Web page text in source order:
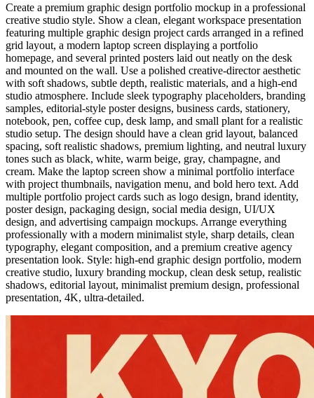
Create a premium graphic design portfolio mockup in a professional
creative studio style. Show a clean, elegant workspace presentation
featuring multiple graphic design project cards arranged in a refined
grid layout, a modern laptop screen displaying a portfolio
homepage, and several printed posters laid out neatly on the desk
and mounted on the wall. Use a polished creative-director aesthetic
with soft shadows, subtle depth, realistic materials, and a high-end
studio atmosphere. Include sleek typography placeholders, branding
samples, editorial-style poster designs, business cards, stationery,
notebook, pen, coffee cup, desk lamp, and small plant for a realistic
studio setup. The design should have a clean grid layout, balanced
spacing, soft realistic shadows, premium lighting, and neutral luxury
tones such as black, white, warm beige, gray, champagne, and
cream. Make the laptop screen show a minimal portfolio interface
with project thumbnails, navigation menu, and bold hero text. Add
multiple portfolio project cards such as logo design, brand identity,
poster design, packaging design, social media design, UI/UX
design, and advertising campaign mockups. Arrange everything
professionally with a modern minimalist style, sharp details, clean
typography, elegant composition, and a premium creative agency
presentation look. Style: high-end graphic design portfolio, modern
creative studio, luxury branding mockup, clean desk setup, realistic
shadows, editorial layout, minimalist premium design, professional
presentation, 4K, ultra-detailed.